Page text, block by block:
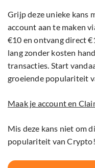
Grijp deze unieke kans
account aan te maken
€10 en ontvang direct
lang zonder kosten
transacties. Start
groeiende populariteit
Maak je account en
Mis deze kans niet om
populariteit van Crypto!